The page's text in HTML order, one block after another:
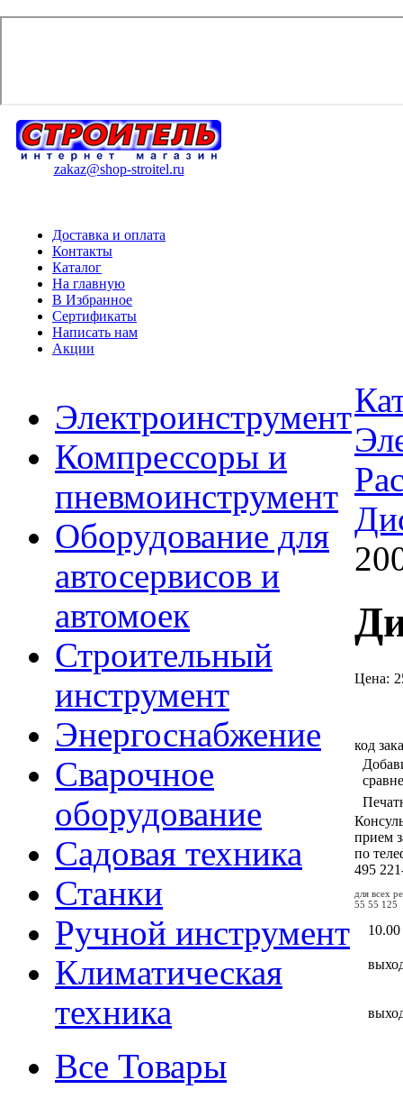
zakaz@shop-stroitel.ru
Доставка и оплата
Контакты
Каталог
На главную
В Избранное
Сертификаты
Написать нам
Акции
Электроинструмент
Компрессоры и
пневмоинструмент
Оборудование для
автосервисов и
автомоек
Строительный
инструмент
Энергоснабжение
Сварочное
оборудование
Садовая техника
Станки
Ручной инструмент
Климатическая
техника
Все Товары
Цена:
код
прием
по
495
для всех
55 55 125